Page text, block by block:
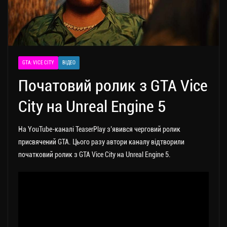
GTA: VICE CITY ВІДЕО
Початовий ролик з GTA Vice
City на Unreal Engine 5
На YouTube-каналі TeaserPlay з’явився черговий ролик
присвячений GTA. Цього разу автори каналу відтворили
початковий ролик з GTA Vice City на Unreal Engine 5.